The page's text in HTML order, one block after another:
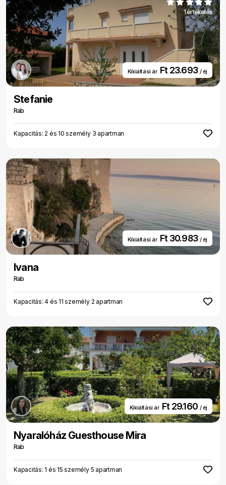
1 értékelés
Kikiáltási ár Ft 23.693 / éj
Stefanie
Rab
Kapacitás: 2 és 10 személy 3 apartman
Kikiáltási ár Ft 30.983 / éj
Ivana
Rab
Kapacitás: 4 és 11 személy 2 apartman
Kikiáltási ár Ft 29.160 / éj
Nyaralóház Guesthouse Mira
Rab
Kapacitás: 1 és 15 személy 5 apartman